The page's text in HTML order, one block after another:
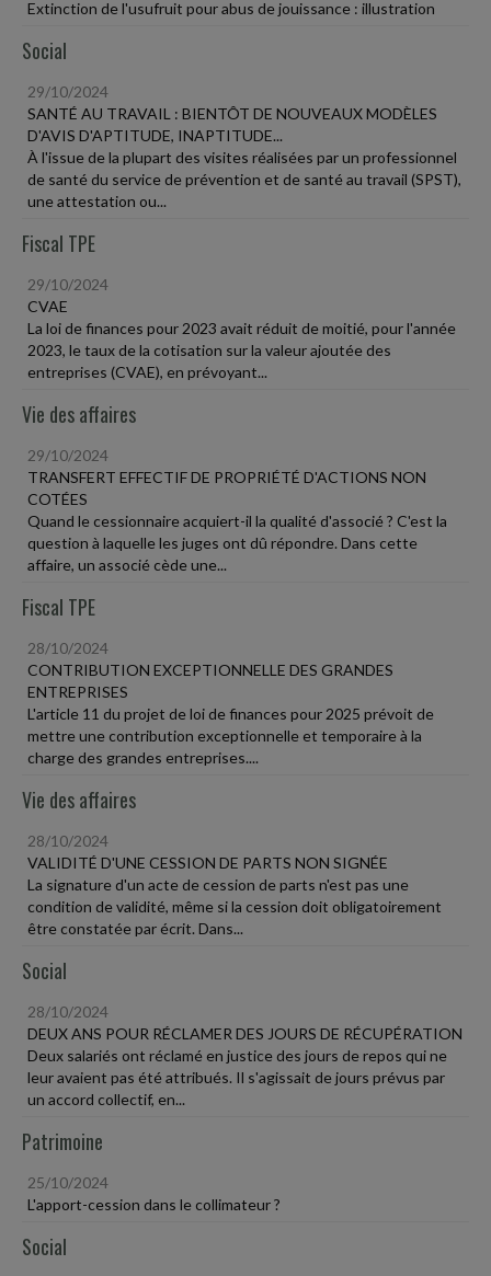
Extinction de l'usufruit pour abus de jouissance : illustration
Social
29/10/2024
SANTÉ AU TRAVAIL : BIENTÔT DE NOUVEAUX MODÈLES
D'AVIS D'APTITUDE, INAPTITUDE...
À l'issue de la plupart des visites réalisées par un professionnel
de santé du service de prévention et de santé au travail (SPST),
une attestation ou...
Fiscal TPE
29/10/2024
CVAE
La loi de finances pour 2023 avait réduit de moitié, pour l'année
2023, le taux de la cotisation sur la valeur ajoutée des
entreprises (CVAE), en prévoyant...
Vie des affaires
29/10/2024
TRANSFERT EFFECTIF DE PROPRIÉTÉ D'ACTIONS NON
COTÉES
Quand le cessionnaire acquiert-il la qualité d'associé ? C'est la
question à laquelle les juges ont dû répondre. Dans cette
affaire, un associé cède une...
Fiscal TPE
28/10/2024
CONTRIBUTION EXCEPTIONNELLE DES GRANDES
ENTREPRISES
L'article 11 du projet de loi de finances pour 2025 prévoit de
mettre une contribution exceptionnelle et temporaire à la
charge des grandes entreprises....
Vie des affaires
28/10/2024
VALIDITÉ D'UNE CESSION DE PARTS NON SIGNÉE
La signature d'un acte de cession de parts n'est pas une
condition de validité, même si la cession doit obligatoirement
être constatée par écrit. Dans...
Social
28/10/2024
DEUX ANS POUR RÉCLAMER DES JOURS DE RÉCUPÉRATION
Deux salariés ont réclamé en justice des jours de repos qui ne
leur avaient pas été attribués. Il s'agissait de jours prévus par
un accord collectif, en...
Patrimoine
25/10/2024
L'apport-cession dans le collimateur ?
Social